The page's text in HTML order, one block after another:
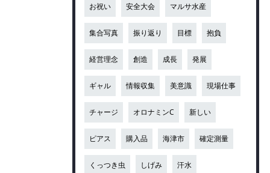
お祝い 安全大会 マルサ水産
集合写真 振り返り 目標 抱負
経営理念 創造 成長 発展
ギャル 情報収集 美意識 現場仕事
チャージ オロナミンC 新しい
ピアス 購入品 海津市 確定測量
くっつき虫 しげみ 汗水